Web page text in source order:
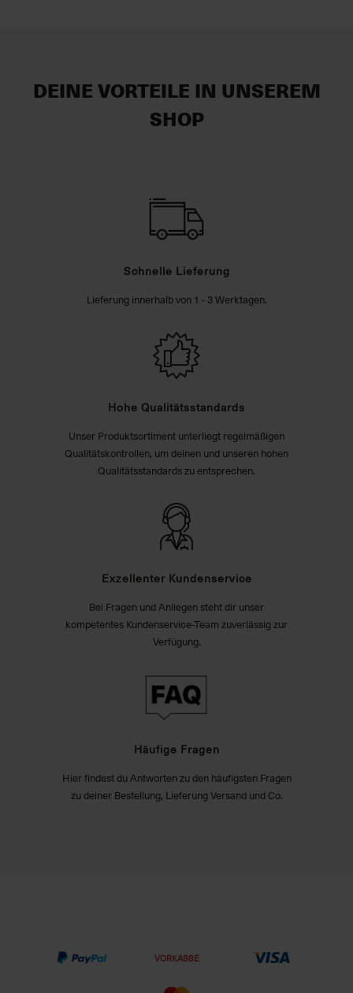
DEINE VORTEILE IN UNSEREM
SHOP
Schnelle Lieferung
Lieferung innerhalb von 1 - 3 Werktagen.
Hohe Qualitätsstandards
Unser Produktsortiment unterliegt regelmäßigen
Qualitätskontrollen, um deinen und unseren hohen
Qualitätsstandards zu entsprechen.
Exzellenter Kundenservice
Bei Fragen und Anliegen steht dir unser
kompetentes Kundenservice-Team zuverlässig zur
Verfügung.
Häufige Fragen
Hier findest du Antworten zu den häufigsten Fragen
zu deiner Bestellung, Lieferung Versand und Co.
VORKASSE